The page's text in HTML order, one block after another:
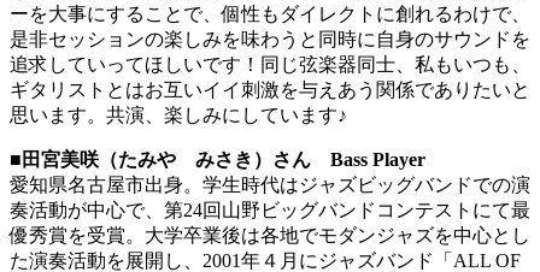
ーを大事にすることで、個性もダイレクトに創れるわけで、
是非セッションの楽しみを味わうと同時に自身のサウンドを
追求していってほしいです！同じ弦楽器同士、私もいつも、
ギタリストとはお互いイイ刺激を与えあう関係でありたいと
思います。共演、楽しみにしています♪
■ 田宮美咲（たみや みさき）さん Bass Player
愛知県名古屋市出身。学生時代はジャズビッグバンドでの演
奏活動が中心で、第24回山野ビッグバンドコンテストにて最
優秀賞を受賞。大学卒業後は各地でモダンジャズを中心とし
た演奏活動を展開し、2001年４月にジャズバンド「ALL OF